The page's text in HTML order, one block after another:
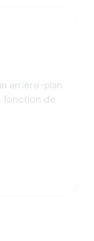
arrière-plan
fonction de